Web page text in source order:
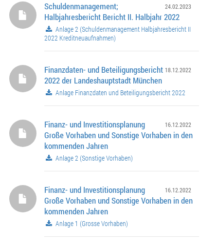
24.02.2023
Schuldenmanagement;
Halbjahresbericht Bericht II. Halbjahr 2022
Anlage 2 (Schuldenmanagement Halbjahresbericht II
2022 Kreditneuaufnahmen)
18.12.2022
Finanzdaten- und Beteiligungsbericht
2022 der Landeshauptstadt München
Anlage Finanzdaten und Beteiligungsbericht 2022
16.12.2022
Finanz- und Investitionsplanung
Große Vorhaben und Sonstige Vorhaben in den
kommenden Jahren
Anlage 2 (Sonstige Vorhaben)
16.12.2022
Finanz- und Investitionsplanung
Große Vorhaben und Sonstige Vorhaben in den
kommenden Jahren
Anlage 1 (Grosse Vorhaben)